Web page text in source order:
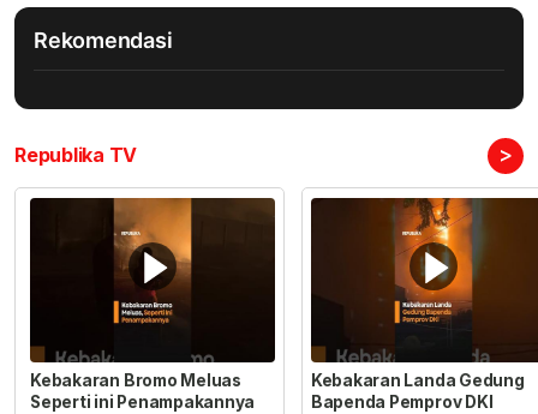
Rekomendasi
Republika TV >
Kebakaran Bromo Meluas
Seperti ini Penampakannya
Kebakaran Landa Gedung
Bapenda Pemprov DKI